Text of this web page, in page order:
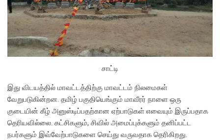
சாட்டி
இது விடயத்தில் மாவட்டத்திற்கு மாவட்டம் நிலமைகள்
வேறுபடுகின்றன. தமிழ் பகுதியெங்கும் மாவீரர் நாளை ஒரு
குடையின் கீழ் அனுஸ்டிப்பதற்கான ஏற்பாடுகள் எவையும் இருப்பதாக
தெரியவில்லை. கட்சிகளும், சிவில் அமைப்புக்களும் தனிப்பட்ட
நபர்களும் இவ்வேற்பாடுகளை செய்து வருவதாக தெரிகிறது.